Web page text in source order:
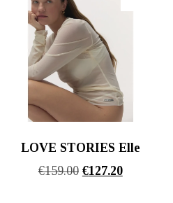
LOVE STORIES Elle
€159.00 Original
€127.20Η